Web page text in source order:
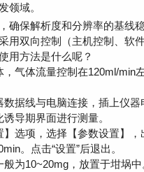
领域。
保解析度和分辨率的基线
用双向控制（主机控制、软
方法是什么呢？
体流量控制在120ml/min
线与电脑连接，插上仪器
导期界面进行测量。
项，选择【参数设置】，
。点击“设置”后退出。
为10~20mg，放置于坩埚中